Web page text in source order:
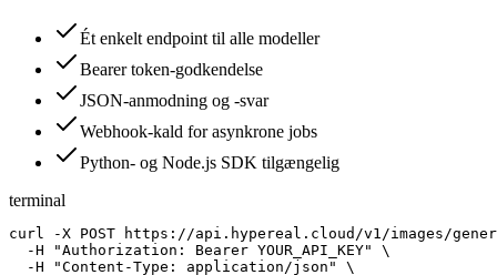
Ét enkelt endpoint til alle modeller
Bearer token-godkendelse
JSON-anmodning og -svar
Webhook-kald for asynkrone jobs
Python- og Node.js SDK tilgængelig
terminal
curl -X POST https://api.hypereal.cloud/v1/images/
  -H "Authorization: Bearer YOUR_API_KEY" \
  -H "Content-Type: application/json" \